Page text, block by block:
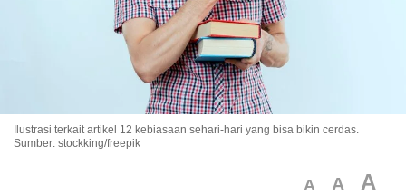
Ilustrasi terkait artikel 12 kebiasaan sehari-hari yang bisa bikin cerdas.
Sumber: stockking/freepik
A A A